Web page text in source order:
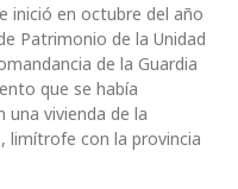
inició en octubre del año
Patrimonio de la Unidad
de la Guardia
que se había
una vivienda de la
limítrofe con la provincia